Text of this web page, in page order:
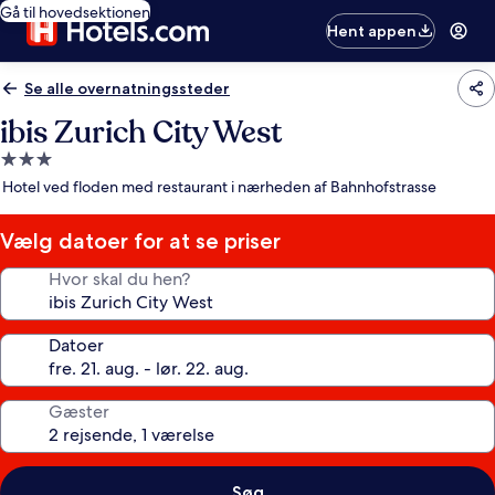
Gå til hovedsektionen
Hent appen
Se alle overnatningssteder
ibis Zurich City West
3.0-
stjernet
Hotel ved floden med restaurant i nærheden af Bahnhofstrasse
Vælg datoer for at se priser
Hvor skal du hen?
Datoer
Gæster